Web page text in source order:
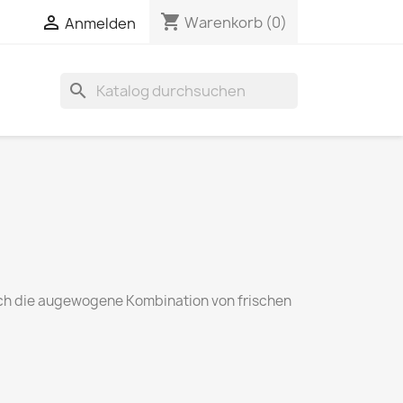
 Anmelden shopping_cart Warenkorb (0)
search
die augewogene Kombination von frischen